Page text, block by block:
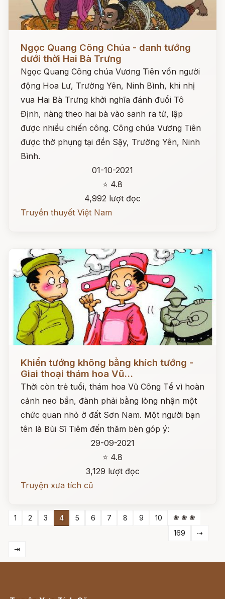
Ngọc Quang Công Chúa - danh tướng
dưới thời Hai Bà Trưng
Ngọc Quang Công chúa Vương Tiên vốn người
động Hoa Lư, Trường Yên, Ninh Bình, khi nhị
vua Hai Bà Trưng khởi nghĩa đánh đuổi Tô
Định, nàng theo hai bà vào sanh ra tử, lập
được nhiều chiến công. Công chúa Vương Tiên
được thờ phụng tại đền Sậy, Trường Yên, Ninh
Bình.
01-10-2021
⭐ 4.8
4,992 lượt đọc
Truyền thuyết Việt Nam
Đọc ngay
Khiển tướng không bằng khích tướng -
Giai thoại thám hoa Vũ...
Thời còn trẻ tuổi, thám hoa Vũ Công Tể vì hoàn
cảnh neo bần, đành phải bằng lòng nhận một
chức quan nhỏ ở đất Sơn Nam. Một người bạn
tên là Bùi Sĩ Tiêm đến thăm bèn góp ý:
29-09-2021
⭐ 4.8
3,129 lượt đọc
Truyện xưa tích cũ
1 2 3 4 5 6 7 8 9 10
❀ ❀ ❀
169
⇢
⇥